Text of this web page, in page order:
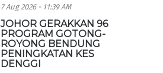
7 Aug 2026 - 11:39 AM
JOHOR GERAKKAN 96
PROGRAM GOTONG-
ROYONG BENDUNG
PENINGKATAN KES
DENGGI